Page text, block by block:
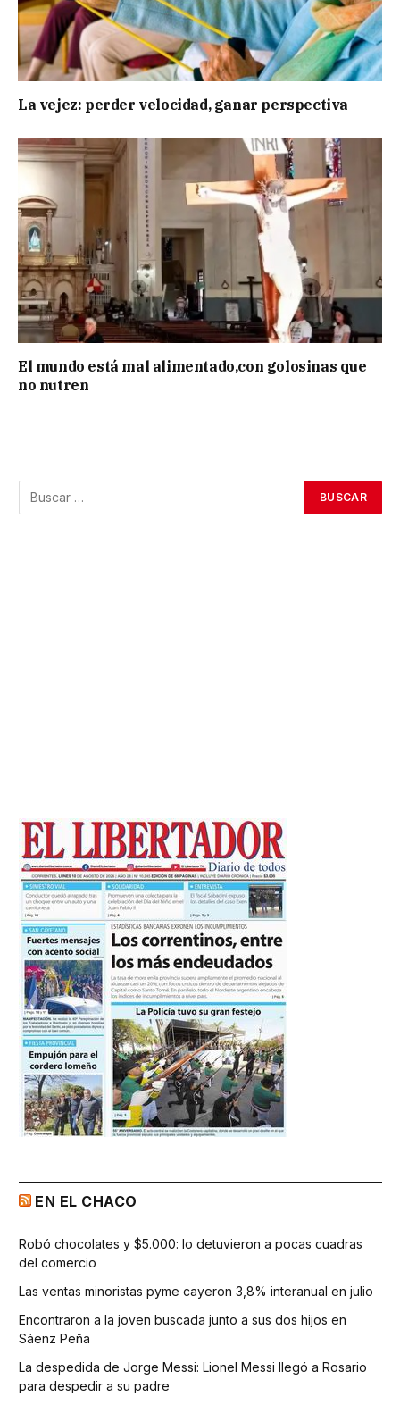
La vejez: perder velocidad, ganar perspectiva
El mundo está mal alimentado,con golosinas que
no nutren
EN EL CHACO
Robó chocolates y $5.000: lo detuvieron a pocas cuadras
del comercio
Las ventas minoristas pyme cayeron 3,8% interanual en julio
Encontraron a la joven buscada junto a sus dos hijos en
Sáenz Peña
La despedida de Jorge Messi: Lionel Messi llegó a Rosario
para despedir a su padre